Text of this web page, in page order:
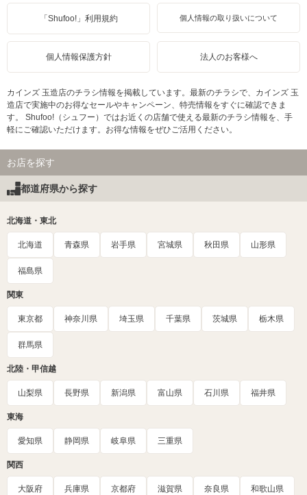
「Shufoo!」利用規約 個人情報の取り扱いについて
個人情報保護方針 法人のお客様へ
カインズ 玉造店のチラシ情報を掲載しています。最新のチラシで、カインズ 玉
造店で実施中のお得なセールやキャンペーン、特売情報をすぐに確認できま
す。 Shufoo!（シュフー）ではお近くの店舗で使える最新のチラシ情報を、手
軽にご確認いただけます。お得な情報をぜひご活用ください。
お店を探す
都道府県から探す
北海道・東北
北海道 青森県 岩手県 宮城県 秋田県 山形県
福島県
関東
東京都 神奈川県 埼玉県 千葉県 茨城県 栃木県
群馬県
北陸・甲信越
山梨県 長野県 新潟県 富山県 石川県 福井県
東海
愛知県 静岡県 岐阜県 三重県
関西
大阪府 兵庫県 京都府 滋賀県 奈良県 和歌山県